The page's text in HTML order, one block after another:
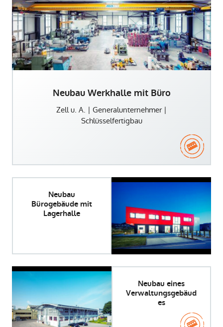
Neubau Werkhalle mit Büro
Zell u. A. | Generalunternehmer |
Schlüsselfertigbau
Neubau
Bürogebäude mit
Lagerhalle
Neubau eines
Verwaltungsgebäud
es